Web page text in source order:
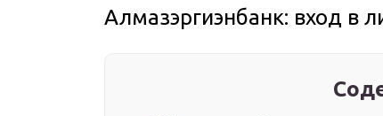
Алмазэргиэнбанк: вход в